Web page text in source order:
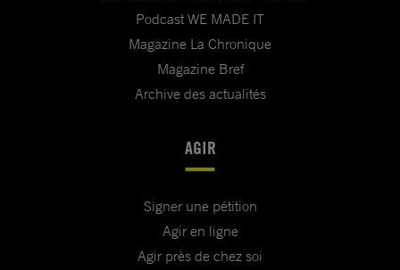
Podcast WE MADE IT
Magazine La Chronique
Magazine Bref
Archive des actualités
AGIR
Signer une pétition
Agir en ligne
Agir près de chez soi